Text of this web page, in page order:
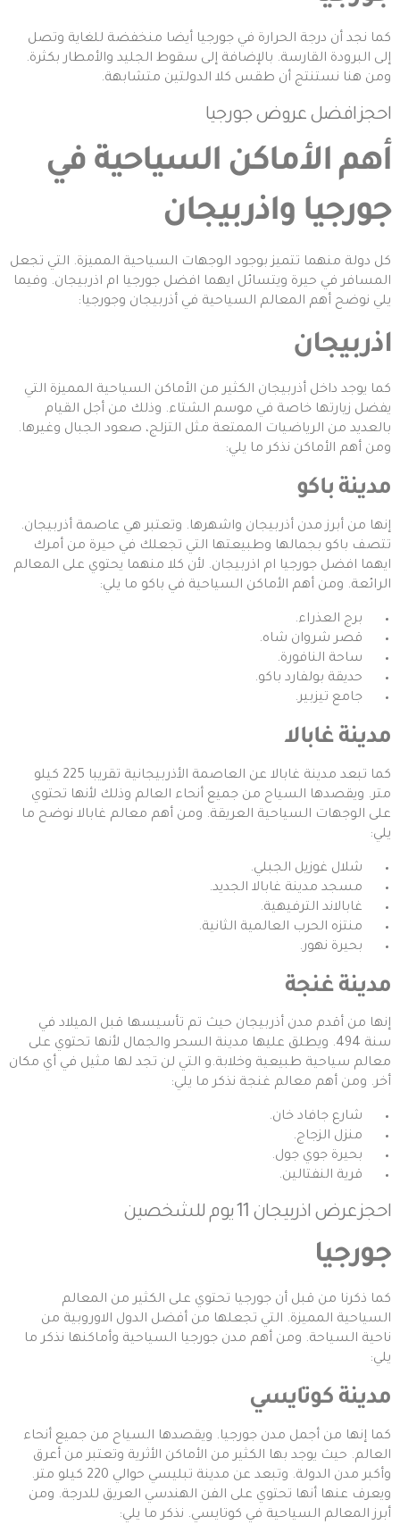
كما نجد أن درجة الحرارة في جورجيا أيضا منخفضة للغاية وتصل
إلى البرودة القارسة. بالإضافة إلى سقوط الجليد والأمطار بكثرة.
ومن هنا نستنتج أن طقس كلا الدولتين متشابهة.
احجزافضل عروض جورجيا
أهم الأماكن السياحية في
جورجيا واذربيجان
كل دولة منهما تتميز بوجود الوجهات السياحية المميزة. التي تجعل
المسافر في حيرة ويتسائل ايهما افضل جورجيا ام اذربيجان. وفيما
يلي نوضح أهم المعالم السياحية في أذربيجان وجورجيا:
اذربيجان
كما يوجد داخل أذربيجان الكثير من الأماكن السياحية المميزة التي
يفضل زيارتها خاصة في موسم الشتاء. وذلك من أجل القيام
بالعديد من الرياضيات الممتعة مثل التزلج، صعود الجبال وغيرها.
ومن أهم الأماكن نذكر ما يلي:
مدينة باكو
إنها من أبرز مدن أذربيجان واشهرها. وتعتبر هي عاصمة أذربيجان.
تتصف باكو بجمالها وطبيعتها التي تجعلك في حيرة من أمرك
ايهما افضل جورجيا ام اذربيجان. لأن كلا منهما يحتوي على المعالم
الرائعة. ومن أهم الأماكن السياحية في باكو ما يلي:
برج العذراء.
قصر شروان شاه.
ساحة النافورة.
حديقة بولفارد باكو.
جامع تيزبير.
مدينة غابالا
كما تبعد مدينة غابالا عن العاصمة الأذربيجانية تقريبا 225 كيلو
متر. ويقصدها السياح من جميع أنحاء العالم وذلك لأنها تحتوي
على الوجهات السياحية العريقة. ومن أهم معالم غابالا نوضح ما
يلي:
شلال غوزيل الجبلي.
مسجد مدينة غابالا الجديد.
غابالاند الترفيهية.
منتزه الحرب العالمية الثانية.
بحيرة نهور.
مدينة غنجة
إنها من أقدم مدن أذربيجان حيث تم تأسيسها قبل الميلاد في
سنة 494. ويطلق عليها مدينة السحر والجمال لأنها تحتوي على
معالم سياحية طبيعية وخلابة.و التي لن تجد لها مثيل في أي مكان
أخر. ومن أهم معالم غنجة نذكر ما يلي:
شارع جافاد خان.
منزل الزجاج.
بحيرة جوي جول.
قرية النفتالين.
احجزعرض اذربيجان 11 يوم للشخصين
جورجيا
كما ذكرنا من قبل أن جورجيا تحتوي على الكثير من المعالم
السياحية المميزة. التي تجعلها من أفضل الدول الاوروبية من
ناحية السياحة. ومن أهم مدن جورجيا السياحية وأماكنها نذكر ما
يلي:
مدينة كوتايسي
كما إنها من أجمل مدن جورجيا. ويقصدها السياح من جميع أنحاء
العالم. حيث يوجد بها الكثير من الأماكن الأثرية وتعتبر من أعرق
وأكبر مدن الدولة. وتبعد عن مدينة تبليسي حوالي 220 كيلو متر.
ويعرف عنها أنها تحتوي على الفن الهندسي العريق للدرجة. ومن
أبرز المعالم السياحية في كوتايسي. نذكر ما يلي: